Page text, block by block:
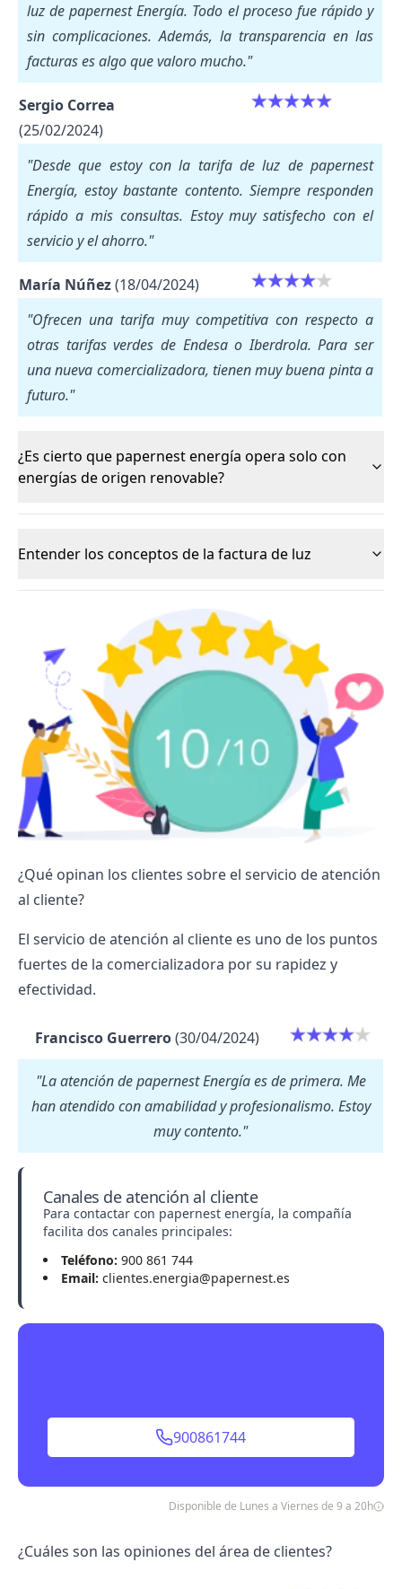
luz de papernest Energía. Todo el proceso fue rápido y
sin complicaciones. Además, la transparencia en las
facturas es algo que valoro mucho."
Sergio Correa
(25/02/2024)
"Desde que estoy con la tarifa de luz de papernest
Energía, estoy bastante contento. Siempre responden
rápido a mis consultas. Estoy muy satisfecho con el
servicio y el ahorro."
María Núñez(18/04/2024)
"Ofrecen una tarifa muy competitiva con respecto a
otras tarifas verdes de Endesa o Iberdrola. Para ser
una nueva comercializadora, tienen muy buena pinta a
futuro."
¿Es cierto que papernest energía opera solo con
energías de origen renovable?
Entender los conceptos de la factura de luz
¿Qué opinan los clientes sobre el servicio de atención
al cliente?
El servicio de atención al cliente es uno de los puntos
fuertes de la comercializadora por su rapidez y
efectividad.
Francisco Guerrero(30/04/2024)
"La atención de papernest Energía es de primera. Me
han atendido con amabilidad y profesionalismo. Estoy
muy contento."
Canales de atención al cliente
Para contactar con papernest energía, la compañía
facilita dos canales principales:
Teléfono: 900 861 744
Email: clientes.energia@papernest.es
900861744
Disponible de Lunes a Viernes de 9 a 20h
¿Cuáles son las opiniones del área de clientes?